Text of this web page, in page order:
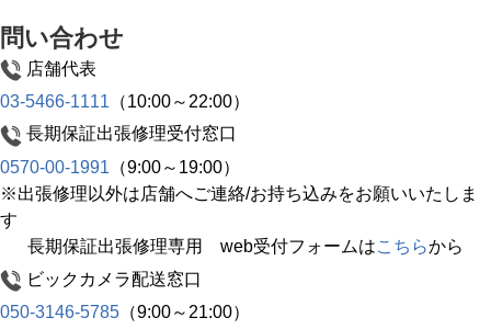
問い合わせ
店舗代表
03-5466-1111 （10:00～22:00）
長期保証出張修理受付窓口
0570-00-1991 （9:00～19:00）
※出張修理以外は店舗へご連絡/お持ち込みをお願いいたしま
す
長期保証出張修理専用 web受付フォームはこちらから
ビックカメラ配送窓口
050-3146-5785 （9:00～21:00）